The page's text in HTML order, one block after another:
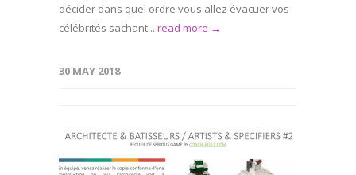
décider dans quel ordre vous allez évacuer vos
célébrités sachant... read more →
30 MAY 2018